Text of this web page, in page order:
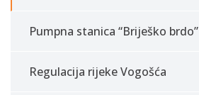
Pumpna stanica “Briješko brdo”
Regulacija rijeke Vogošća